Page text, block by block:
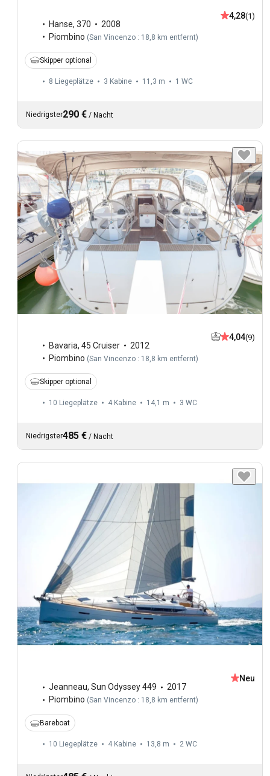
Hanse, 370
2008
Piombino (San Vincenzo : 18,8 km entfernt)
4,28(1)
Skipper optional
8 Liegeplätze 3 Kabine 11,3 m 1 WC
Niedrigster290 € / Nacht
Bavaria, 45 Cruiser
2012
Piombino (San Vincenzo : 18,8 km entfernt)
4,04(9)
Skipper optional
10 Liegeplätze 4 Kabine 14,1 m 3 WC
Niedrigster485 € / Nacht
Jeanneau, Sun Odyssey 449
2017
Piombino (San Vincenzo : 18,8 km entfernt)
Neu
Bareboat
10 Liegeplätze 4 Kabine 13,8 m 2 WC